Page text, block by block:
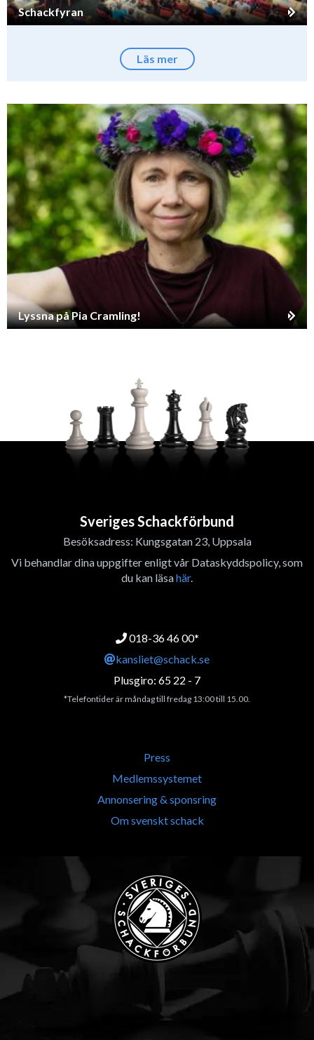
Schackfyran
Läs mer
Lyssna på Pia Cramling!
Sveriges Schackförbund
Besöksadress: Kungsgatan 23, Uppsala
Vi behandlar dina uppgifter enligt vår Dataskyddspolicy, som
du kan läsahär.
018-36 46 00*
kansliet@schack.se
Plusgiro: 65 22 - 7
*Telefontider är måndag till fredag 13:00 till 15.00.
Press
Medlemssystemet
Annonsering & sponsring
Om svenskt schack